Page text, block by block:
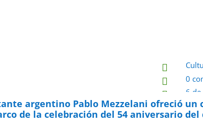


0

6
argentino Pablo Mezzelani ofreció
de la celebración del 54 aniversario